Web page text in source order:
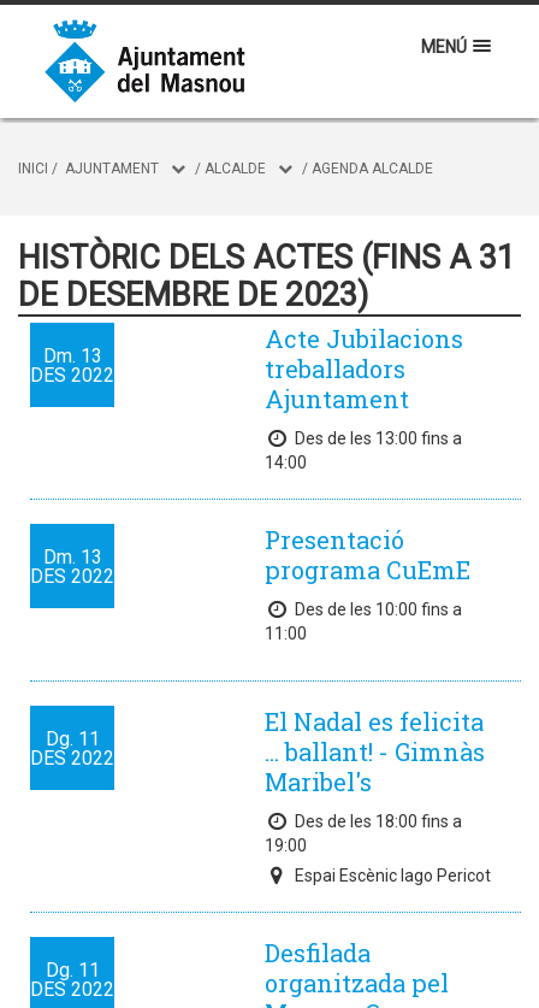
MENÚ
INICI / AJUNTAMENT / ALCALDE / AGENDA ALCALDE
HISTÒRIC DELS ACTES (FINS A 31
DE DESEMBRE DE 2023)
Dm. 13
DES 2022
Acte Jubilacions
treballadors
Ajuntament
Des de les 13:00 fins a
14:00
Dm. 13
DES 2022
Presentació
programa CuEmE
Des de les 10:00 fins a
11:00
Dg. 11
DES 2022
El Nadal es felicita
... ballant! - Gimnàs
Maribel's
Des de les 18:00 fins a
19:00
Espai Escènic Iago Pericot
Dg. 11
DES 2022
Desfilada
organitzada pel